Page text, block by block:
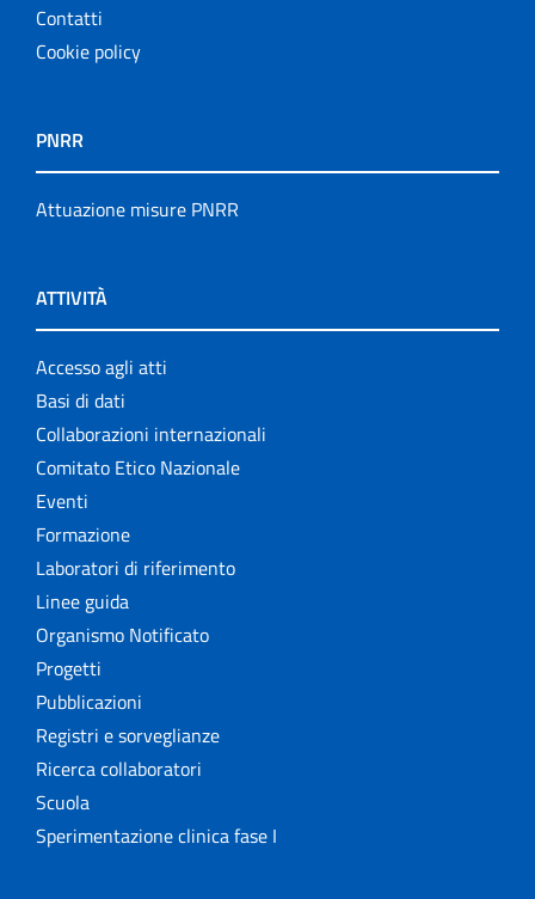
Contatti
Cookie policy
PNRR
Attuazione misure PNRR
ATTIVITÀ
Accesso agli atti
Basi di dati
Collaborazioni internazionali
Comitato Etico Nazionale
Eventi
Formazione
Laboratori di riferimento
Linee guida
Organismo Notificato
Progetti
Pubblicazioni
Registri e sorveglianze
Ricerca collaboratori
Scuola
Sperimentazione clinica fase I